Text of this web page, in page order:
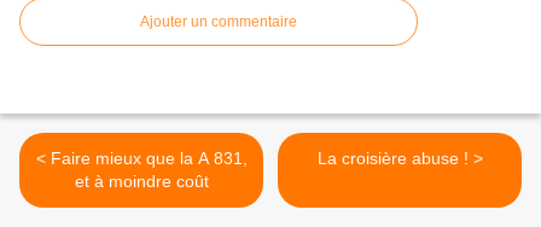
Ajouter un commentaire
< Faire mieux que la A 831,
et à moindre coût
La croisière abuse ! >